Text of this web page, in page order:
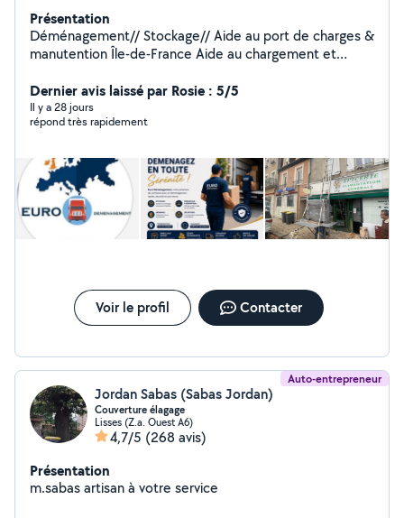
Présentation
Déménagement// Stockage// Aide au port de charges &
manutention Île-de-France Aide au chargement et
lourds Aide pour déplacer du mobilier dans un logement
Montage et démontage simple de meubles Monte-
Charge disponible Zone : Île-de-France et alentours
compétitifs! Sérieux, ponctuel et soigneux !
Dernier avis laissé par Rosie : 5/5
Il y a 28 jours
répond très rapidement
Voir le profil Contacter
Auto-entrepreneur
Jordan Sabas (Sabas Jordan)
Couverture élagage
Lisses (Z.a. Ouest A6)
4,7/5 (268 avis)
Présentation
m.sabas artisan à votre service